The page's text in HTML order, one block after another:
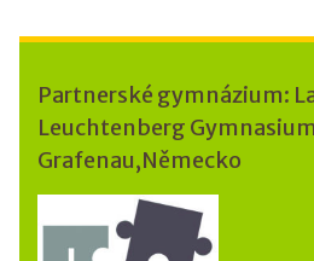
Partnerské gymnázium:
Leuchtenberg Gymnasium
Grafenau,Německo